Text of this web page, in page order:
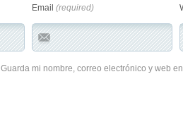
Email (required)
Guarda mi nombre, correo electrónico y web